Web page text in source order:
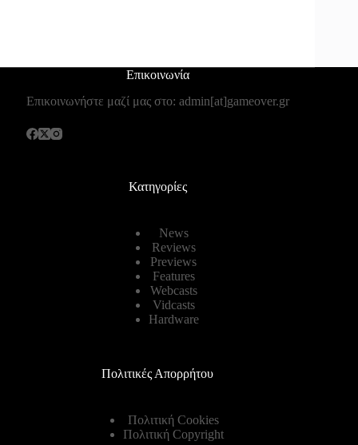
Επικοινωνία
Επικοινωνήστε μαζί μας στο: admin[at]gameover.gr
Κατηγορίες
News
Reviews
Previews
Features
Webcasts
Vidcasts
Hardware
Πολιτικές Απορρήτου
Πολιτική Cookies
Πολιτική Copyright